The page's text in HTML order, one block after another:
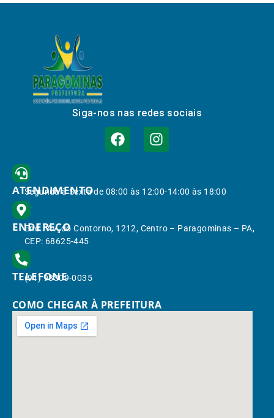
Siga-nos nas redes sociais
ATENDIMENTO
Segunda à Sexta de 08:00 às 12:00-14:00 às 18:00
ENDEREÇO
End.: Av. do Contorno, 1212, Centro – Paragominas – PA,
CEP: 68625-445
TELEFONE
(91) 98309-0035
COMO CHEGAR À PREFEITURA